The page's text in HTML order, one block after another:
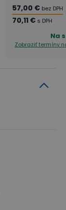
57,00 € bez DPH
70,11 € s DPH
Na
Zobraziť termíny